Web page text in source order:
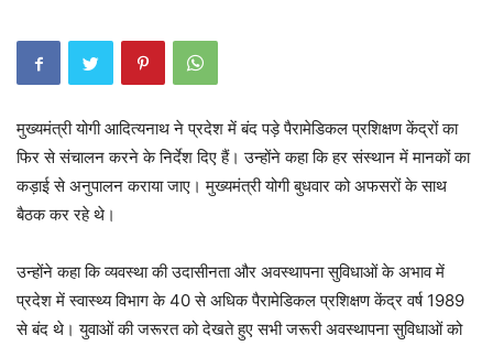
मुख्यमंत्री योगी आदित्यनाथ ने प्रदेश में बंद पड़े पैरामेडिकल प्रशिक्षण केंद्रों का
फिर से संचालन करने के निर्देश दिए हैं। उन्होंने कहा कि हर संस्थान में मानकों का
कड़ाई से अनुपालन कराया जाए। मुख्यमंत्री योगी बुधवार को अफसरों के साथ
बैठक कर रहे थे।
उन्होंने कहा कि व्यवस्था की उदासीनता और अवस्थापना सुविधाओं के अभाव में
प्रदेश में स्वास्थ्य विभाग के 40 से अधिक पैरामेडिकल प्रशिक्षण केंद्र वर्ष 1989
से बंद थे। युवाओं की जरूरत को देखते हुए सभी जरूरी अवस्थापना सुविधाओं को